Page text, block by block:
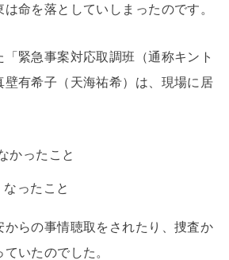
命を落としていしまったのです。
緊急事案対応取調班（通称キント
壁有希子（天海祐希）は、現場に居
かったこと
ったこと
からの事情聴取をされたり、捜査か
いたのでした。